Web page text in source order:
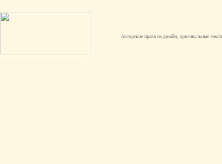
Авторские права на дизайн, оригинальные